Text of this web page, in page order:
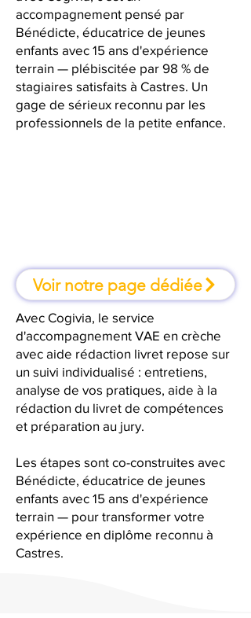
accompagnement pensé par
Bénédicte, éducatrice de jeunes
enfants avec 15 ans d'expérience
terrain — plébiscitée par 98 % de
stagiaires satisfaits à Castres. Un
gage de sérieux reconnu par les
professionnels de la petite enfance.
Voir notre page dédiée
Avec Cogivia, le service
d'accompagnement VAE en crèche
avec aide rédaction livret repose sur
un suivi individualisé : entretiens,
analyse de vos pratiques, aide à la
rédaction du livret de compétences
et préparation au jury.
Les étapes sont co-construites avec
Bénédicte, éducatrice de jeunes
enfants avec 15 ans d'expérience
terrain — pour transformer votre
expérience en diplôme reconnu à
Castres.